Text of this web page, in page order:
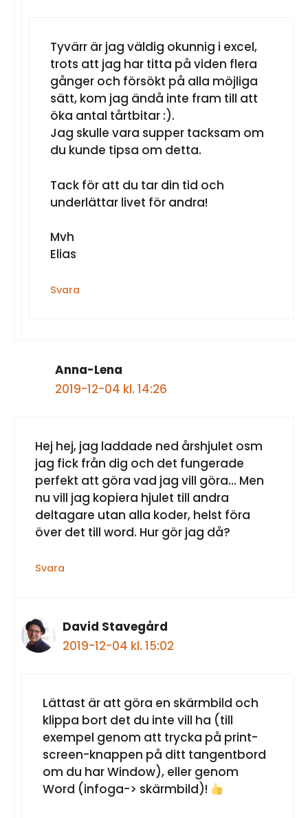
Tyvärr är jag väldig okunnig i excel,
trots att jag har titta på viden flera
gånger och försökt på alla möjliga
sätt, kom jag ändå inte fram till att
öka antal tårtbitar :).
Jag skulle vara supper tacksam om
du kunde tipsa om detta.
Tack för att du tar din tid och
underlättar livet för andra!
Mvh
Elias
Svara
Anna-Lena
2019-12-04 kl. 14:26
Hej hej, jag laddade ned årshjulet osm
jag fick från dig och det fungerade
perfekt att göra vad jag vill göra… Men
nu vill jag kopiera hjulet till andra
deltagare utan alla koder, helst föra
över det till word. Hur gör jag då?
Svara
David Stavegård
2019-12-04 kl. 15:02
Lättast är att göra en skärmbild och
klippa bort det du inte vill ha (till
exempel genom att trycka på print-
screen-knappen på ditt tangentbord
om du har Window), eller genom
Word (infoga-> skärmbild)!